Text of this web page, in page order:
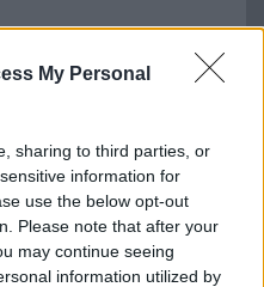
My Personal
sharing to third parties, or
information for
use the below opt-out
Please note that after your
may continue seeing
information utilized by
Samsung Galaxy
a One UI 9
intelligencia-
kezelőfelületet hoz,
és középkategóriás
az út vége.